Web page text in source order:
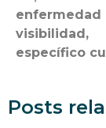
específico
Posts